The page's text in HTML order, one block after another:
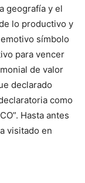
geografía y el
lo productivo y
símbolo
para vencer
de valor
declarado
como
Hasta antes
visitado en